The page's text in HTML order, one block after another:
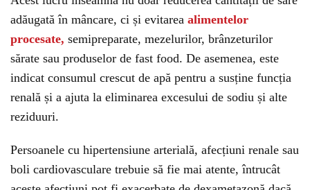
adăugată în mâncare, ci și evitarea alimentelor
procesate, semipreparate, mezelurilor, brânzeturilor
sărate sau produselor de fast food. De asemenea, este
indicat consumul crescut de apă pentru a susține funcția
renală și a ajuta la eliminarea excesului de sodiu și alte
reziduuri.
Persoanele cu hipertensiune arterială, afecțiuni renale sau
boli cardiovasculare trebuie să fie mai atente, întrucât